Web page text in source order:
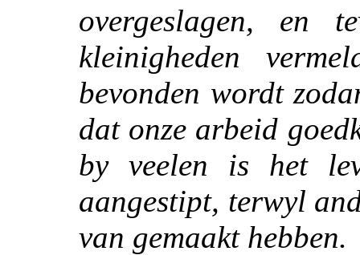
overgeslagen, en
kleinigheden
bevonden wordt
dat onze arbeid
by veelen is het
aangestipt, terwyl
van gemaakt hebben.